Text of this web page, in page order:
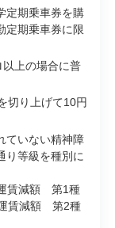
定期乗車券を購
定期乗車券に限
上の場合に普
切り上げて10円
ていない精神障
り等級を種別に
賃減額 第1種
賃減額 第2種